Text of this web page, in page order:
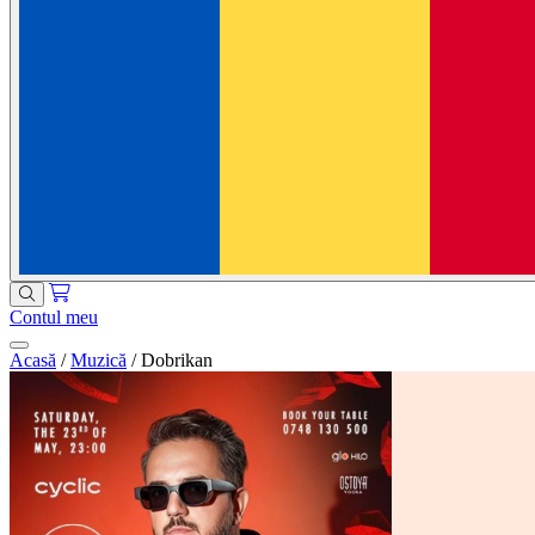
Contul meu
Acasă / Muzică / Dobrikan